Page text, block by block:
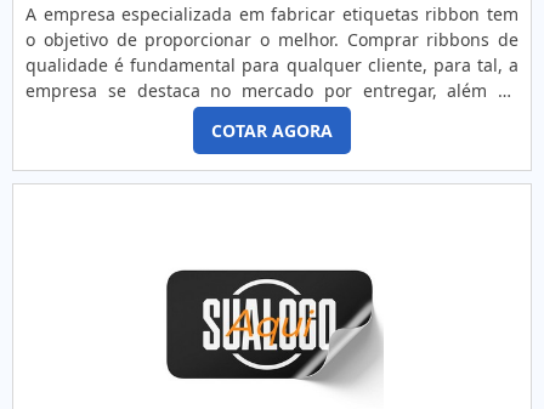
possível automatizar e otimizar processo de identificação de
lotes, validades e descrições dos produtos por um valor
mínimo. IMPRESSORA PARA ETIQUETAS PREÇO JUSTO E
ACESSÍVELA Etiquetas Camp Label é uma fabricante de
etiquetas e de impressoras que também realiza
manutenções nos equipamentos Zebra e Argox. Atende
clientes de todo o estado de São Paulo com excelência e
A empresa especializada em fabricar etiquetas ribbon tem
o objetivo de proporcionar o melhor. Comprar ribbons de
qualidade é fundamental para qualquer cliente, para tal, a
empresa se destaca no mercado por entregar, além de
produtos de alta qualidade, atendimento diferenciado
conforme a necessidade do cliente. Graças à vasta
experiência de mercado, a empresa costuma atender
nichos específicos, como:Setor de cosméticos;Indústrias de
plásticos.MAIS INFORMAÇÕES RELEVANTES SOBRE O
PRODUTOUm dos principais diferenciais da empresa de
ribbon, é a fabricação de rótulos personalizados em
materiais, como couché e bopp. São rótulos em que as
imagens, informações e o marketing da marca são
totalmente personalizáveis. Além disso, o produto tem o
COTAR AGORA